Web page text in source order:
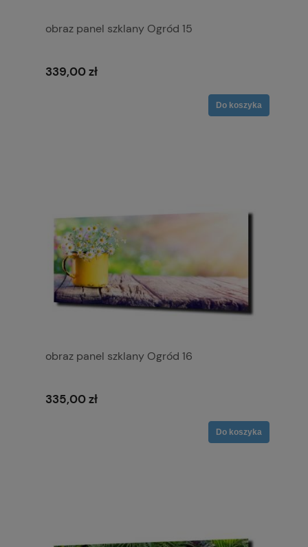
obraz panel szklany Ogród 15
339,00 zł
Do koszyka
obraz panel szklany Ogród 16
335,00 zł
Do koszyka